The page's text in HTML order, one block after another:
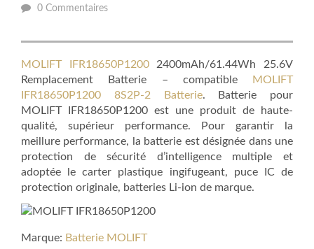
0 Commentaires
MOLIFT IFR18650P12002400mAh/61.44Wh 25.6V
Remplacement Batterie – compatible
MOLIFT
IFR18650P1200 8S2P-2 Batterie. Batterie pour
MOLIFT IFR18650P1200 est une produit de haute-
qualité, supérieur performance. Pour garantir la
meillure performance, la batterie est désignée dans une
protection de sécurité d’intelligence multiple et
adoptée le carter plastique ingifugeant, puce IC de
protection originale, batteries Li-ion de marque.
Marque: Batterie MOLIFT